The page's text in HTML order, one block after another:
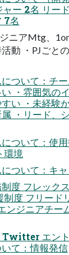
ー 2名 リー
7名
ニアMtg、
動 ・PJごと
ついて：チ
・雰囲気の
い ・未経験
・リード、
ついて：使
環境
ついて：キ
度 フレック
制度 フリード
ンジニアチー
エント
て：情報発信